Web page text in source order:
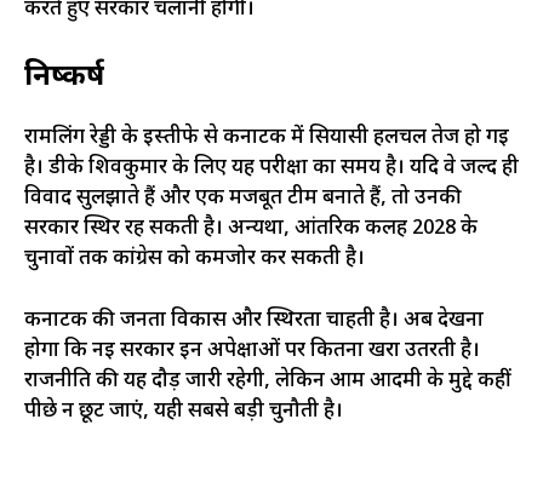
करते हुए सरकार चलानी होगी।
निष्कर्ष
रामलिंग रेड्डी के इस्तीफे से कर्नाटक में सियासी हलचल तेज हो गई
है। डीके शिवकुमार के लिए यह परीक्षा का समय है। यदि वे जल्द ही
विवाद सुलझाते हैं और एक मजबूत टीम बनाते हैं, तो उनकी
सरकार स्थिर रह सकती है। अन्यथा, आंतरिक कलह 2028 के
चुनावों तक कांग्रेस को कमजोर कर सकती है।
कर्नाटक की जनता विकास और स्थिरता चाहती है। अब देखना
होगा कि नई सरकार इन अपेक्षाओं पर कितना खरा उतरती है।
राजनीति की यह दौड़ जारी रहेगी, लेकिन आम आदमी के मुद्दे कहीं
पीछे न छूट जाएं, यही सबसे बड़ी चुनौती है।